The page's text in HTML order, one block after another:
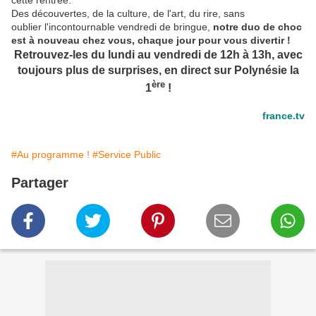
Des découvertes, de la culture, de l'art, du rire, sans
oublier l'incontournable vendredi de bringue, notre duo de choc
est à nouveau chez vous, chaque jour pour vous divertir !
Retrouvez-les du lundi au vendredi de 12h à 13h, avec
toujours plus de surprises, en direct sur Polynésie la
1ère!
france.tv
#Au programme ! #Service Public
Partager